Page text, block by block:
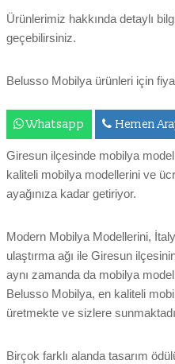
Ürünlerimiz hakkında detaylı
geçebilirsiniz.
Belusso Mobilya ürünleri için
Whatsapp Hemen
Giresun ilçesinde mobilya
kaliteli mobilya modellerini ve
ayağınıza kadar getiriyor.
Modern Mobilya Modellerini,
ulaştırma ağı ile Giresun
aynı zamanda da mobilya
Belusso Mobilya, en kaliteli
üretmekte ve sizlere
Birçok farklı alanda tasarım